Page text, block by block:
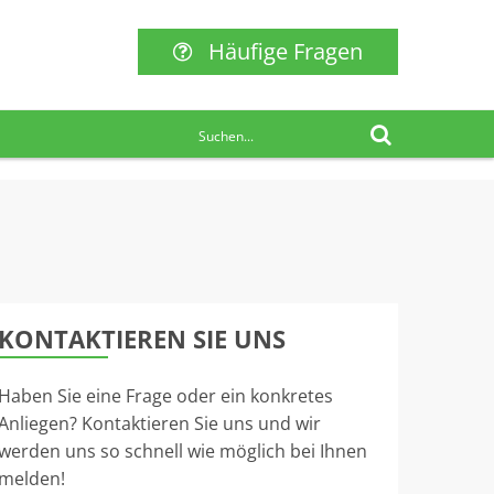
Häufige Fragen
KONTAKTIEREN SIE UNS
Haben Sie eine Frage oder ein konkretes
Kontaktieren Sie uns und wir
uns so schnell wie möglich bei Ihnen
melden!